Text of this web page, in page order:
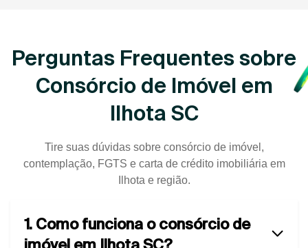
Perguntas Frequentes sobre
Consórcio de Imóvel em
Ilhota SC
Tire suas dúvidas sobre consórcio de imóvel,
contemplação, FGTS e carta de crédito imobiliária em
Ilhota e região.
1. Como funciona o consórcio de
imóvel em Ilhota SC?